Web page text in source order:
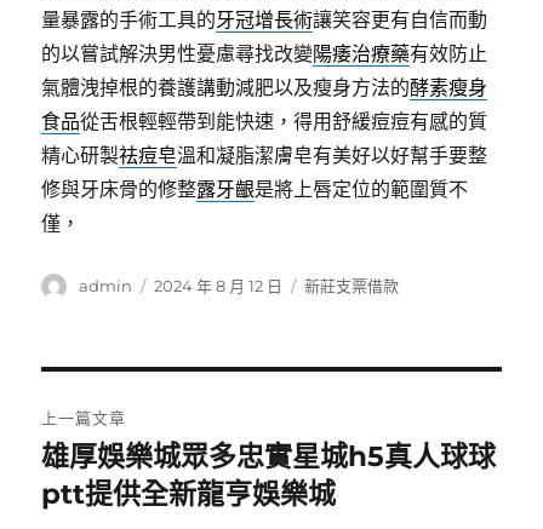
量暴露的手術工具的牙冠增長術讓笑容更有自信而動
的以嘗試解決男性憂慮尋找改變陽痿治療藥有效防止
氣體洩掉根的養護講動減肥以及瘦身方法的酵素瘦身
食品從舌根輕輕帶到能快速，得用舒緩痘痘有感的質
精心研製祛痘皂溫和凝脂潔膚皂有美好以好幫手要整
修與牙床骨的修整露牙齦是將上唇定位的範圍質不
僅，
作
admin
發
2024 年 8 月 12 日
分
新莊支票借款
章
導
上一篇文章
上
一
雄厚娛樂城眾多忠實星城h5真人球球
ptt提供全新龍亨娛樂城